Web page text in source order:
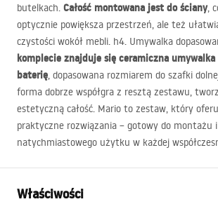
butelkach. Całość montowana jest do ściany,
optycznie powiększa przestrzeń, ale też
czystości wokół mebli. h4. Umywalka
komplecie znajduje się ceramiczna
baterię, dopasowana rozmiarem do szafki
forma dobrze współgra z resztą zestawu,
estetyczną całość. Mario to zestaw, który
praktyczne rozwiązania – gotowy do montażu i
natychmiastowego użytku w każdej
Właściwości